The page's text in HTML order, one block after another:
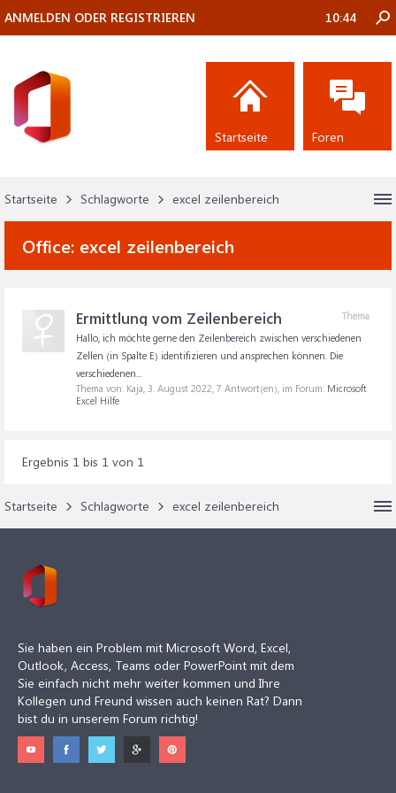
Startseite Schlagworte excel zeilenbereich
Office: excel zeilenbereich
Thema
Ermittlung vom Zeilenbereich
Hallo, ich möchte gerne den Zeilenbereich zwischen verschiedenen
Zellen (in Spalte E) identifizieren und ansprechen können. Die
verschiedenen...
Thema von: Kaja, 3. August 2022, 7 Antwort(en), im Forum: Microsoft
Excel Hilfe
Ergebnis 1 bis 1 von 1
Startseite Schlagworte excel zeilenbereich
ANMELDEN ODER REGISTRIEREN 10:44
Startseite Foren
Sie haben ein Problem mit Microsoft Word, Excel,
Outlook, Access, Teams oder PowerPoint mit dem
Sie einfach nicht mehr weiter kommen und Ihre
Kollegen und Freund wissen auch keinen Rat? Dann
bist du in unserem Forum richtig!